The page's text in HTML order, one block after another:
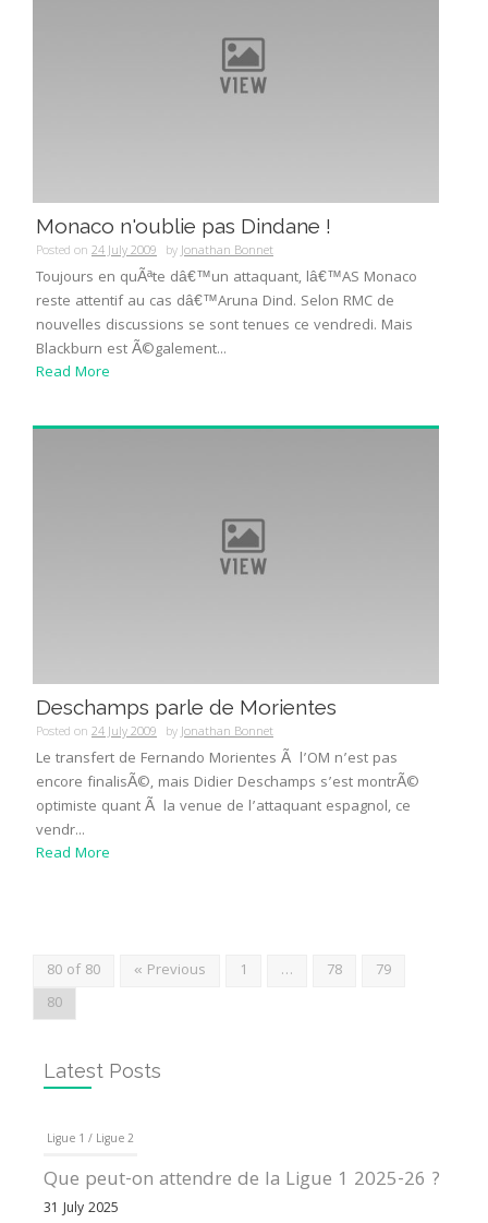
Monaco n'oublie pas Dindane !
Posted on 24 July 2009 byJonathan Bonnet
Toujours en quÃªte dâ€™un attaquant, lâ€™AS Monaco
reste attentif au cas dâ€™Aruna Dind. Selon RMC de
nouvelles discussions se sont tenues ce vendredi. Mais
Blackburn est Ã©galement...
Read More
Deschamps parle de Morientes
Posted on 24 July 2009 byJonathan Bonnet
Le transfert de Fernando Morientes Ã l’OM n’est pas
encore finalisÃ©, mais Didier Deschamps s’est montrÃ©
optimiste quant Ã la venue de l’attaquant espagnol, ce
vendr...
Read More
80 of 80 « Previous 1 … 78
79
80
Latest Posts
Ligue 1 / Ligue 2
Que peut-on attendre de la Ligue 1 2025-26 ?
31 July 2025